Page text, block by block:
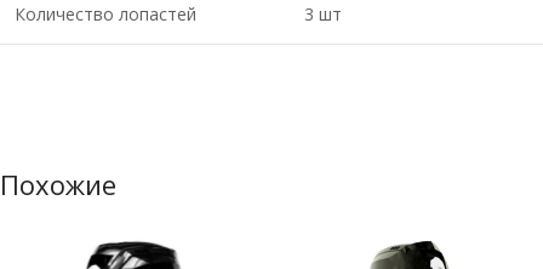
Количество лопастей 3 шт
Похожие